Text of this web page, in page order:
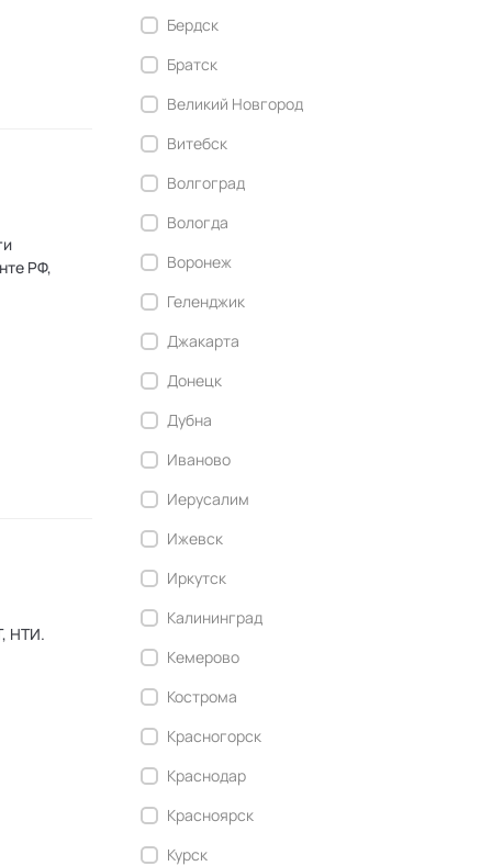
и
РФ,
Бердск
Братск
Великий Новгород
Витебск
Волгоград
Вологда
Воронеж
Геленджик
Джакарта
Донецк
Дубна
Иваново
Иерусалим
Ижевск
Иркутск
Калининград
Кемерово
Кострома
Красногорск
Краснодар
Красноярск
Курск